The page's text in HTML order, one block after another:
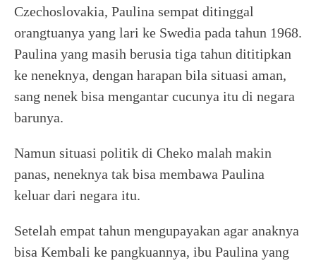
Czechoslovakia, Paulina sempat ditinggal
orangtuanya yang lari ke Swedia pada tahun 1968.
Paulina yang masih berusia tiga tahun dititipkan
ke neneknya, dengan harapan bila situasi aman,
sang nenek bisa mengantar cucunya itu di negara
barunya.
Namun situasi politik di Cheko malah makin
panas, neneknya tak bisa membawa Paulina
keluar dari negara itu.
Setelah empat tahun mengupayakan agar anaknya
bisa Kembali ke pangkuannya, ibu Paulina yang